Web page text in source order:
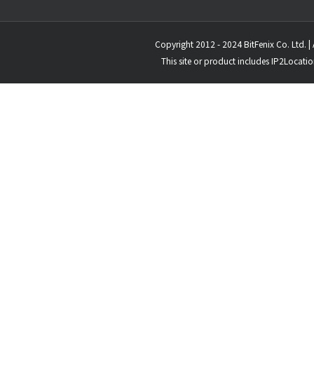
Copyright 2012 - 2024 BitFenix Co. Ltd. |
This site or product includes